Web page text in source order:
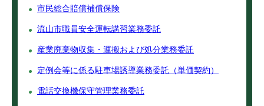
市民総合賠償補償保険
流山市職員安全運転講習業務委託
産業廃棄物収集・運搬および処分業務委託
定例会等に係る駐車場誘導業務委託（単価契約）
電話交換機保守管理業務委託